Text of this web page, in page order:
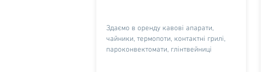
Здаємо в оренду кавові апарати,
чайники, термопоти, контактні грилі,
пароконвектомати, глінтвейниці